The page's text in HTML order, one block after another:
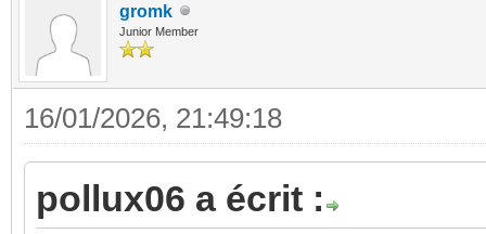
gromk
Junior Member
16/01/2026, 21:49:18
pollux06 a écrit :